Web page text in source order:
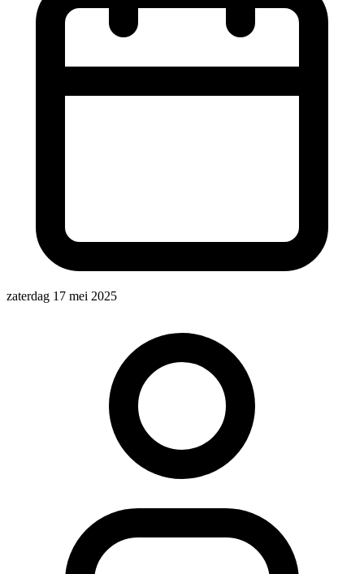
zaterdag 17 mei 2025